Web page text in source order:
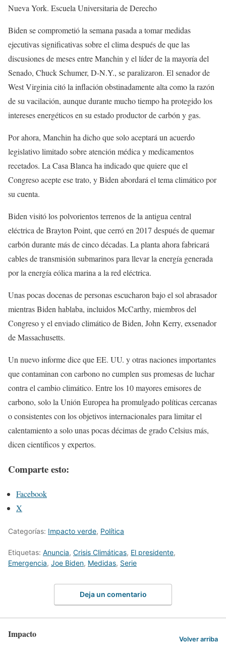
Nueva York. Escuela Universitaria de Derecho
Biden se comprometió la semana pasada a tomar medidas
ejecutivas significativas sobre el clima después de que las
discusiones de meses entre Manchin y el líder de la mayoría del
Senado, Chuck Schumer, D-N.Y., se paralizaron. El senador de
West Virginia citó la inflación obstinadamente alta como la razón
de su vacilación, aunque durante mucho tiempo ha protegido los
intereses energéticos en su estado productor de carbón y gas.
Por ahora, Manchin ha dicho que solo aceptará un acuerdo
legislativo limitado sobre atención médica y medicamentos
recetados. La Casa Blanca ha indicado que quiere que el
Congreso acepte ese trato, y Biden abordará el tema climático por
su cuenta.
Biden visitó los polvorientos terrenos de la antigua central
eléctrica de Brayton Point, que cerró en 2017 después de quemar
carbón durante más de cinco décadas. La planta ahora fabricará
cables de transmisión submarinos para llevar la energía generada
por la energía eólica marina a la red eléctrica.
Unas pocas docenas de personas escucharon bajo el sol abrasador
mientras Biden hablaba, incluidos McCarthy, miembros del
Congreso y el enviado climático de Biden, John Kerry, exsenador
de Massachusetts.
Un nuevo informe dice que EE. UU. y otras naciones importantes
que contaminan con carbono no cumplen sus promesas de luchar
contra el cambio climático. Entre los 10 mayores emisores de
carbono, solo la Unión Europea ha promulgado políticas cercanas
o consistentes con los objetivos internacionales para limitar el
calentamiento a solo unas pocas décimas de grado Celsius más,
dicen científicos y expertos.
Comparte esto:
Facebook
X
Categorías: Impacto verde, Política
Etiquetas: Anuncia, Crisis Climáticas, El presidente,
Emergencia, Joe Biden, Medidas, Serie
Deja un comentario
Impacto Volver arriba